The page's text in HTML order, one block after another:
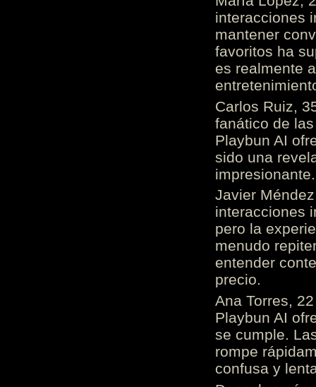
interacciones
mantener
favoritos ha
es realmente
Carlos Ruiz,
fanático de
Playbun AI
sido una
Javier
interacciones
pero la
menudo
entender
precio.
Ana Torres,
Playbun AI
se cumple.
rompe
confusa y